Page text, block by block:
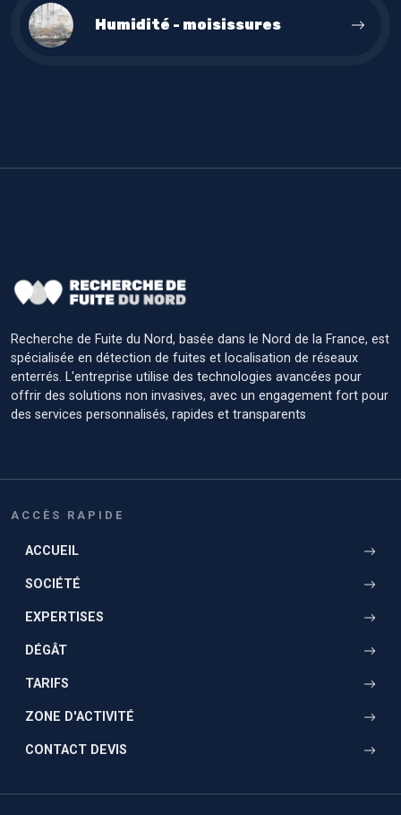
Humidité - moisissures
Recherche de Fuite du Nord, basée dans le Nord de la France, est
spécialisée en détection de fuites et localisation de réseaux
enterrés. L'entreprise utilise des technologies avancées pour
offrir des solutions non invasives, avec un engagement fort pour
des services personnalisés, rapides et transparents
ACCÈS RAPIDE
ACCUEIL
SOCIÉTÉ
EXPERTISES
DÉGÂT
TARIFS
ZONE D'ACTIVITÉ
CONTACT DEVIS